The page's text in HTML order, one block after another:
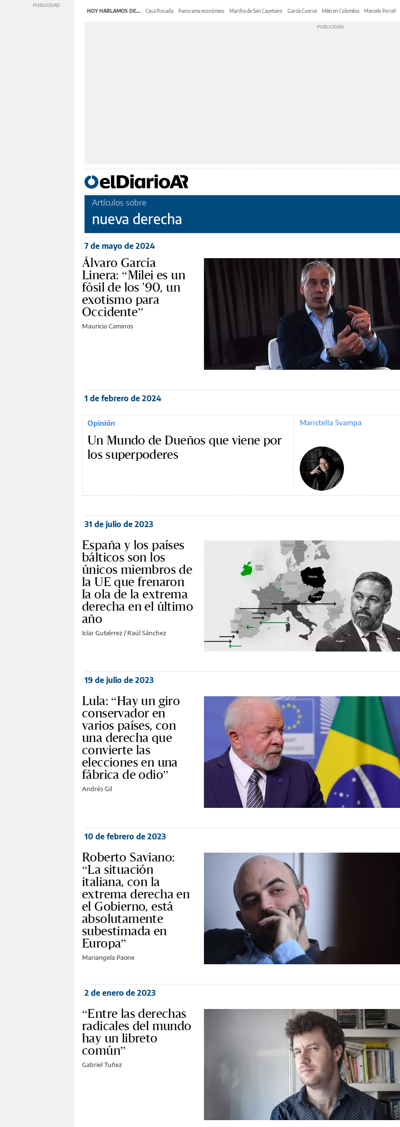
HOY HABLAMOS DE... Casa Rosada Panorama económico Marcha de San Cayetano García Cuerva Milei en Colombia Marcelo Porcel
Artículos sobre
nueva derecha
7 de mayo de 2024
Álvaro García
Linera: “Milei es un
fósil de los '90, un
exotismo para
Occidente”
Mauricio Caminos
1 de febrero de 2024
Opinión
Un Mundo de Dueños que viene por
los superpoderes
Maristella Svampa
31 de julio de 2023
España y los países
bálticos son los
únicos miembros de
la UE que frenaron
la ola de la extrema
derecha en el último
año
Icíar Gutiérrez / Raúl Sánchez
19 de julio de 2023
Lula: “Hay un giro
conservador en
varios países, con
una derecha que
convierte las
elecciones en una
fábrica de odio”
Andrés Gil
10 de febrero de 2023
Roberto Saviano:
“La situación
italiana, con la
extrema derecha en
el Gobierno, está
absolutamente
subestimada en
Europa”
Mariangela Paone
2 de enero de 2023
“Entre las derechas
radicales del mundo
hay un libreto
común”
Gabriel Tuñez